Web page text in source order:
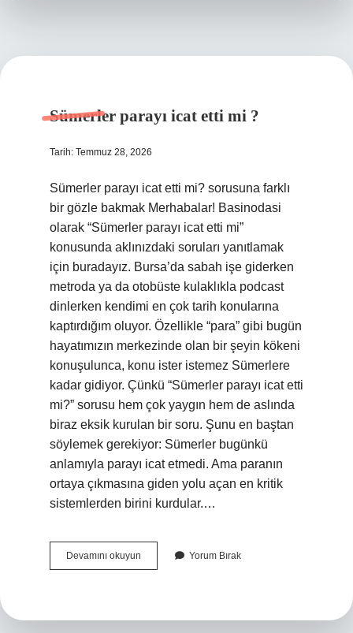
Sümerler parayı icat etti mi ?
Tarih: Temmuz 28, 2026
Sümerler parayı icat etti mi? sorusuna farklı
bir gözle bakmak Merhabalar! Basinodasi
olarak “Sümerler parayı icat etti mi”
konusunda aklınızdaki soruları yanıtlamak
için buradayız. Bursa’da sabah işe giderken
metroda ya da otobüste kulaklıkla podcast
dinlerken kendimi en çok tarih konularına
kaptırdığım oluyor. Özellikle “para” gibi bugün
hayatımızın merkezinde olan bir şeyin kökeni
konuşulunca, konu ister istemez Sümerlere
kadar gidiyor. Çünkü “Sümerler parayı icat etti
mi?” sorusu hem çok yaygın hem de aslında
biraz eksik kurulan bir soru. Şunu en baştan
söylemek gerekiyor: Sümerler bugünkü
anlamıyla parayı icat etmedi. Ama paranın
ortaya çıkmasına giden yolu açan en kritik
sistemlerden birini kurdular.…
Devamını okuyun Sümerler
parayı
Yorum Bırak